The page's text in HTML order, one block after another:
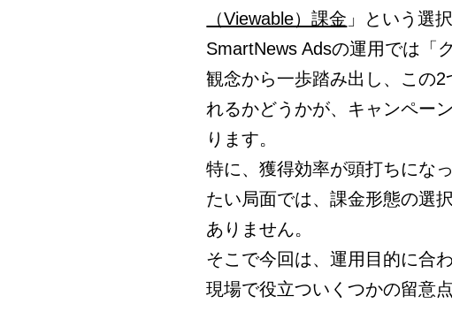
（Viewable）課金 」という選
SmartNews Adsの運用では「
観念から一歩踏み出し、この
れるかどうかが、キャンペー
ります。
特に、獲得効率が頭打ちにな
たい局面では、課金形態の選
ありません。
そこで今回は、運用目的に合
現場で役立ついくつかの留意